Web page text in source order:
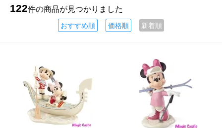
122件の商品が見つかりました
おすすめ順 価格順 新着順